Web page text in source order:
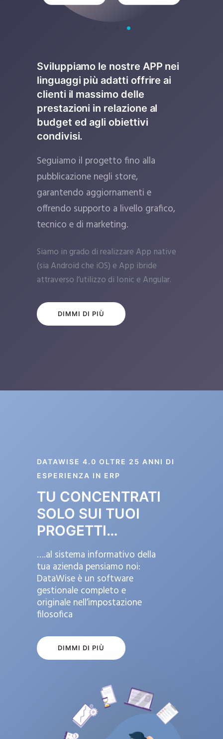
Sviluppiamo le nostre APP nei
linguaggi più adatti offrire ai
clienti il massimo delle
prestazioni in relazione al
budget ed agli obiettivi
condivisi.
Seguiamo il progetto fino alla
pubblicazione negli store,
garantendo aggiornamenti e
offrendo supporto a livello grafico,
tecnico e di marketing.
Siamo in grado di realizzare App native
(sia Android che iOS) e App ibride
attraverso l’utilizzo di Ionic e Angular.
DIMMI DI PIÙ
DATAWISE 4.0 OLTRE 25 ANNI DI
ESPERIENZA IN ERP
TU CONCENTRATI
SOLO SUI TUOI
PROGETTI…
….al sistema informativo della
tua azienda pensiamo noi:
DataWise è un software
gestionale completo e
originale nell’impostazione
filosofica
DIMMI DI PIÙ